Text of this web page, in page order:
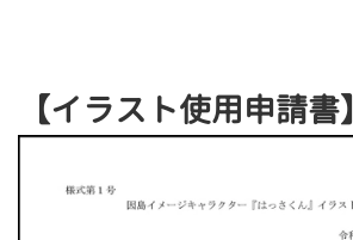
【イラスト使用申請書】